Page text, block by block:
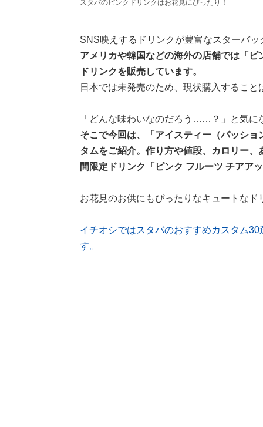
スタバのピンクドリンクはお花見にぴったり！
SNS映えするドリンクが豊富なスターバ
アメリカや韓国などの海外の店舗では「
ドリンクを販売しています。
日本では未発売のため、現状購入すること
「どんな味わいなのだろう……？」と気に
そこで今回は、「アイスティー（パッシ
タムをご紹介。作り方や値段、カロリー
間限定ドリンク「ピンク フルーツ チアア
お花見のお供にもぴったりなキュートな
イチオシではスタバのおすすめカスタム
す。